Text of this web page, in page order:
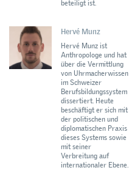
beteiligt ist.
Hervé Munz
Hervé Munz ist
Anthropologe und hat
über die Vermittlung
von Uhrmacherwissen
im Schweizer
Berufsbildungssystem
dissertiert. Heute
beschäftigt er sich mit
der politischen und
diplomatischen Praxis
dieses Systems sowie
mit seiner
Verbreitung auf
internationaler Ebene.